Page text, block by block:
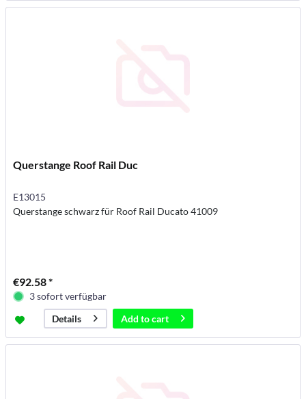
Querstange Roof Rail Duc
E13015
Querstange schwarz für Roof Rail Ducato 41009
€92.58 *
3 sofort verfügbar
Details
Add tocart